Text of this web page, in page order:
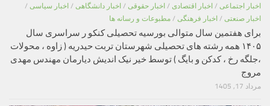
اخبار اجتماعی / اخبار اقتصادی / اخبار حقوقی / اخبار دانشگاهی / اخبار سیاسی /
اخبار صنعتی / اخبار فرهنگی / مطبوعات و رسانه ها
برای هفتمین سال متوالی بورسیه تحصیلی کنکو ر سراسری سال
۱۴۰۵ همه رشته های تحصیلی شهرستان تربت حیدریه ( زاوه ، محولات
،جلگه رخ ، کدکن و بایگ ) توسط خیر نیک اندیش دیارمان مهندس مهدی
مروج
مرداد 17, 1405